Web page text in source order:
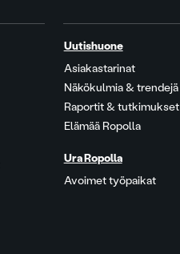
Uutishuone
Asiakastarinat
Näkökulmia & trendejä
Raportit & tutkimukset
Elämää Ropolla
Ura Ropolla
Avoimet työpaikat